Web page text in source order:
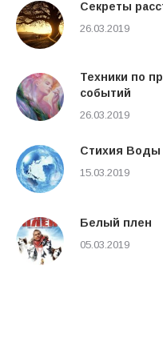
Cекреты
26.03.2019
Техники по
событий
26.03.2019
Стихия Воды
15.03.2019
Белый плен
05.03.2019